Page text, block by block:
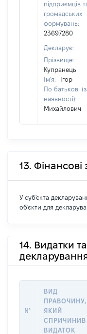
підприємців
громадських
формувань:
23697280
Декларує:
Прізвище:
Купранець
Ім'я:
Ігор
По батькові
наявності):
Михайлович
13.
У суб'єкта
об'єкти для
14. Видатки
№
ВИД
ПРАВОЧИНУ,
ЯКИЙ
СПРИЧИНИВ
ВИДАТОК